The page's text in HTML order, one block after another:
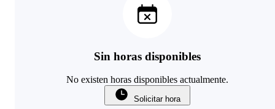
Sin horas disponibles
No existen horas disponibles actualmente.
Solicitar hora